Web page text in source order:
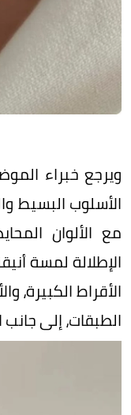
ويرجع خبراء
الأسلوب البسيط
مع الألوان
الإطلالة لمسة
الأقراط الكبيرة،
الطبقات، إلى